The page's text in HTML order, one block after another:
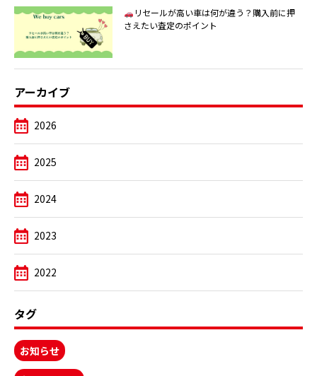
リセールが高い車は何が違う？購入前に押
さえたい査定のポイント
アーカイブ
2026
2025
2024
2023
2022
タグ
お知らせ